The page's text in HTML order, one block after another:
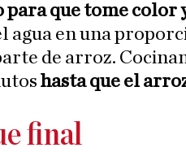
que tome color
agua en una
de arroz.
hasta que el
final